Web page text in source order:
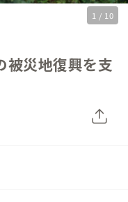
1 / 10
被災地復興を支